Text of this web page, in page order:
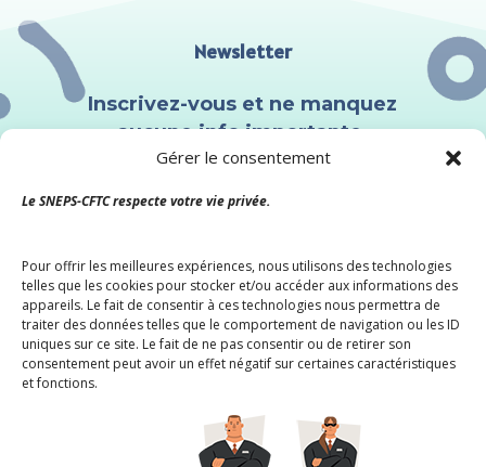
Gérer le consentement
Le SNEPS-CFTC respecte votre vie privée.
Pour offrir les meilleures expériences, nous utilisons des technologies
telles que les cookies pour stocker et/ou accéder aux informations des
appareils. Le fait de consentir à ces technologies nous permettra de
traiter des données telles que le comportement de navigation ou les ID
uniques sur ce site. Le fait de ne pas consentir ou de retirer son
consentement peut avoir un effet négatif sur certaines caractéristiques
et fonctions.
Newsletter
Inscrivez-vous et ne manquez
aucune info importante.
Nous ne spammons pas ! Consultez
notre politique de confidentialité
pour plus d’informations.